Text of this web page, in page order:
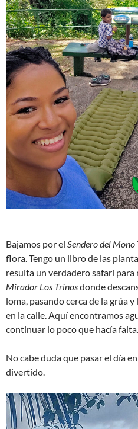
Bajamos por el Sendero del
flora. Tengo un libro de las
resulta un verdadero safari para
Mirador Los Trinosdonde
loma, pasando cerca de la grúa
en la calle. Aquí­ encontramos
continuar lo poco que hacía falta.
No cabe duda que pasar el día
divertido.